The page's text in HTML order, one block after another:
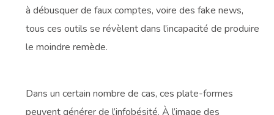
à débusquer de faux comptes, voire des fake news,
tous ces outils se révèlent dans l’incapacité de produire
le moindre remède.
Dans un certain nombre de cas, ces plate-formes
peuvent générer de l’infobésité. À l’image des